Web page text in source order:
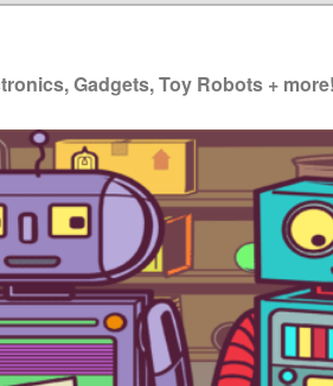
Gadgets, Toy Robots + more!